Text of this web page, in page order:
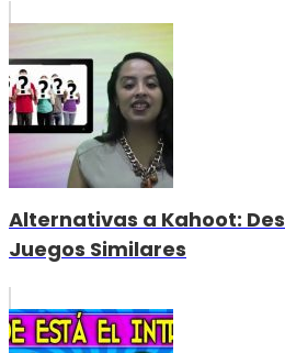
Alternativas a Kahoot:
Juegos Similares